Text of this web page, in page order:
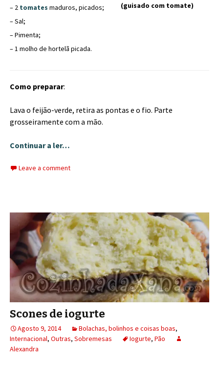
– 2 tomates maduros, picados;
– Sal;
– Pimenta;
– 1 molho de hortelã picada.
(guisado com tomate)
Como preparar:
Lava o feijão-verde, retira as pontas e o fio. Parte
grosseiramente com a mão.
Continuar a ler…
Leave a comment
Scones de iogurte
Agosto 9, 2014 Bolachas, bolinhos e coisas boas,
Internacional, Outras, Sobremesas Iogurte, Pão
Alexandra